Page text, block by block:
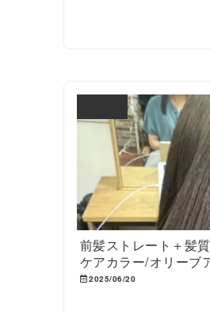
前髪ストレート＋髪
ケアカラー/オリーブ
2025/06/20